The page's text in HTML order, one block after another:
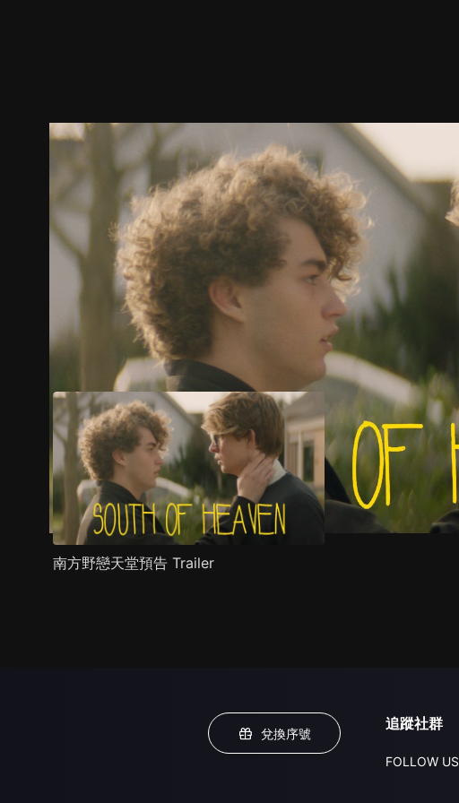
預告 劇照 推薦影片
南方野戀天堂預告 Trailer
兌換序號
追蹤社群
FOLLOW US